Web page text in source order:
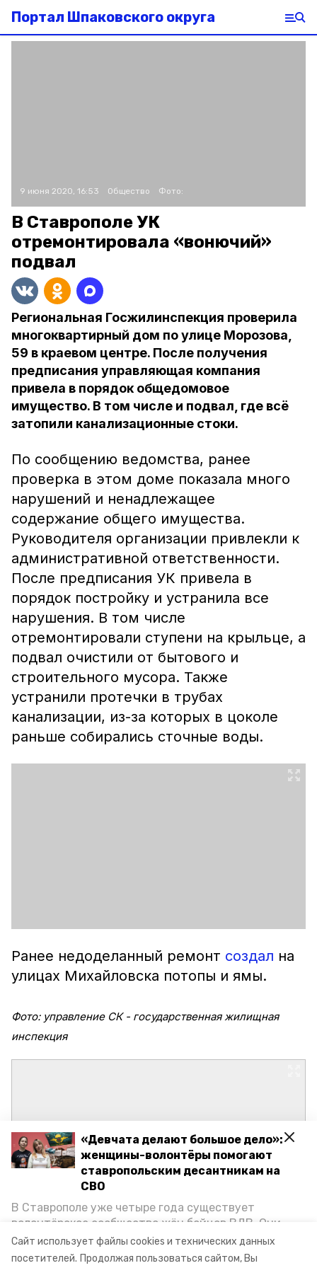
Сайт использует файлы cookies и технических данных
посетителей. Продолжая пользоваться сайтом, Вы
«Девчата делают большое дело»:
женщины-волонтёры помогают
ставропольским десантникам на
СВО
В Ставрополе уже четыре года существует
волонтёрское сообщество жён бойцов ВДВ. Они
организуют сборы вещей и продуктов для
участников спецоперации и лично отвозят всё это
Портал Шпаковского округа
9 июня 2020, 16:53 Общество Фото:
В Ставрополе УК
отремонтировала «вонючий»
подвал
Региональная Госжилинспекция проверила
многоквартирный дом по улице Морозова,
59 в краевом центре. После получения
предписания управляющая компания
привела в порядок общедомовое
имущество. В том числе и подвал, где всё
затопили канализационные стоки.
По сообщению ведомства, ранее
проверка в этом доме показала много
нарушений и ненадлежащее
содержание общего имущества.
Руководителя организации привлекли к
административной ответственности.
После предписания УК привела в
порядок постройку и устранила все
нарушения. В том числе
отремонтировали ступени на крыльце, а
подвал очистили от бытового и
строительного мусора. Также
устранили протечки в трубах
канализации, из-за которых в цоколе
раньше собирались сточные воды.
Ранее недоделанный ремонт создал на
улицах Михайловска потопы и ямы.
Фото: управление СК - государственная жилищная
инспекция